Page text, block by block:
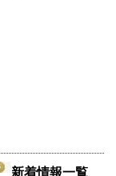
新着情報一覧